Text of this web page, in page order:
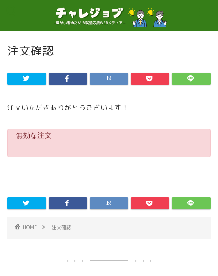
注文確認
注文いただきありがとうございます！
無効な注文
HOME 注文確認